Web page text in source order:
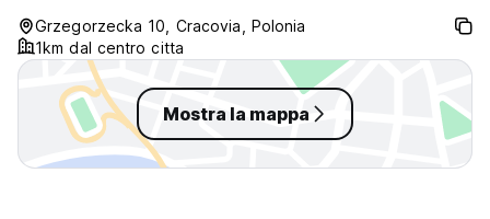
Grzegorzecka 10, Cracovia, Polonia
1km dal centro citta
Mostra la mappa